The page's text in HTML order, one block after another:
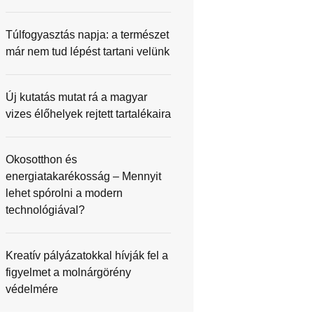
Túlfogyasztás napja: a természet
már nem tud lépést tartani velünk
Új kutatás mutat rá a magyar
vizes élőhelyek rejtett tartalékaira
Okosotthon és
energiatakarékosság – Mennyit
lehet spórolni a modern
technológiával?
Kreatív pályázatokkal hívják fel a
figyelmet a molnárgörény
védelmére